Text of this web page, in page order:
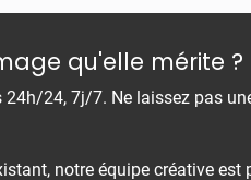
qu'elle mérite ?
24, 7j/7. Ne laissez pas
notre équipe créative est